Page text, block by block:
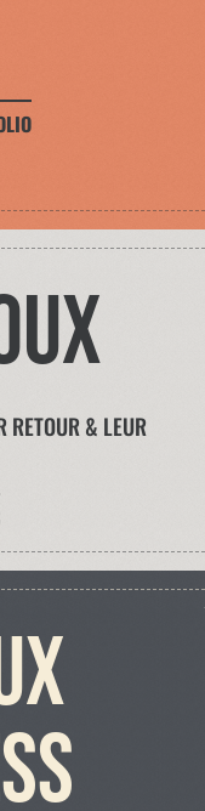
RETOUR & LEUR